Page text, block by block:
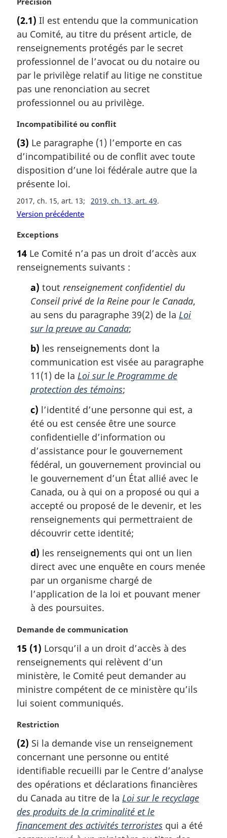
n
a
e
:
t
e
m
a
r
g
i
n
l
:
(2.1) Il est entendu que la communication
au Comité, au titre du présent article, de
renseignements protégés par le secret
professionnel de l’avocat ou du notaire ou
par le privilège relatif au litige ne constitue
pas une renonciation au secret
professionnel ou au privilège.
N
t
e
m
a
r
g
i
a
e
:
Incompatibilité ou conflit
(3) Le paragraphe (1) l’emporte en cas
d’incompatibilité ou de conflit avec toute
disposition d’une loi fédérale autre que la
présente loi.
2017, ch. 15, art. 13 2019, ch. 13, art. 49
Version précédente
N
t
e
Exceptions
14 Le Comité n’a pas un droit d’accès aux
renseignements suivants :
a) tout renseignement confidentiel du
Conseil privé de la Reine pour le Canada,
au sens du paragraphe 39(2) de la Loi
sur la preuve au Canada;
b) les renseignements dont la
communication est visée au paragraphe
11(1) de la Loi sur le Programme de
protection des témoins;
c) l’identité d’une personne qui est, a
été ou est censée être une source
confidentielle d’information ou
d’assistance pour le gouvernement
fédéral, un gouvernement provincial ou
le gouvernement d’un État allié avec le
Canada, ou à qui on a proposé ou qui a
accepté ou proposé de le devenir, et les
renseignements qui permettraient de
découvrir cette identité;
d) les renseignements qui ont un lien
direct avec une enquête en cours menée
par un organisme chargé de
l’application de la loi et pouvant mener
à des poursuites.
N
t
e
m
a
g
n
a
e
:
Demande de communication
15 (1) Lorsqu’il a un droit d’accès à des
renseignements qui relèvent d’un
ministère, le Comité peut demander au
ministre compétent de ce ministère qu’ils
lui soient communiqués.
N
t
e
m
a
g
i
n
Restriction
(2) Si la demande vise un renseignement
concernant une personne ou entité
identifiable recueilli par le Centre d’analyse
des opérations et déclarations financières
du Canada au titre de la Loi sur le recyclage
des produits de la criminalité et le
financement des activités terroristes qui a été